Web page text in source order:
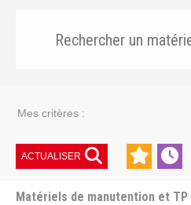
Mes critères :
ACTUALISER
Matériels de manutention et TP